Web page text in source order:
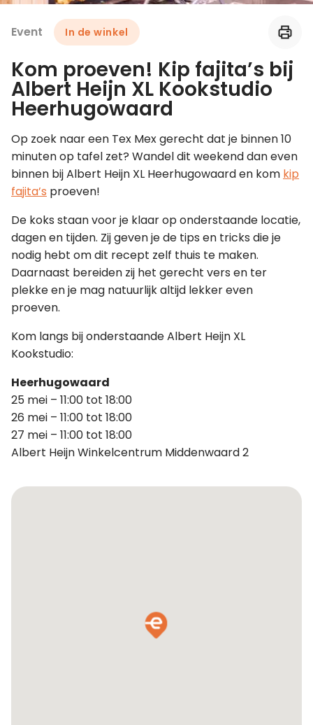
Leer koken als een chef
Kooktips & blogs
Event In de winkel
Kom proeven! Kip fajita’s bij
Albert Heijn XL Kookstudio
Heerhugowaard
Op zoek naar een Tex Mex gerecht dat je binnen 10
minuten op tafel zet? Wandel dit weekend dan even
binnen bij Albert Heijn XL Heerhugowaard en kom kip
fajita’s proeven!
De koks staan voor je klaar op onderstaande locatie,
dagen en tijden. Zij geven je de tips en tricks die je
nodig hebt om dit recept zelf thuis te maken.
Daarnaast bereiden zij het gerecht vers en ter
plekke en je mag natuurlijk altijd lekker even
proeven.
Kom langs bij onderstaande Albert Heijn XL
Kookstudio:
Heerhugowaard
25 mei – 11:00 tot 18:00
26 mei – 11:00 tot 18:00
27 mei – 11:00 tot 18:00
Albert Heijn Winkelcentrum Middenwaard 2